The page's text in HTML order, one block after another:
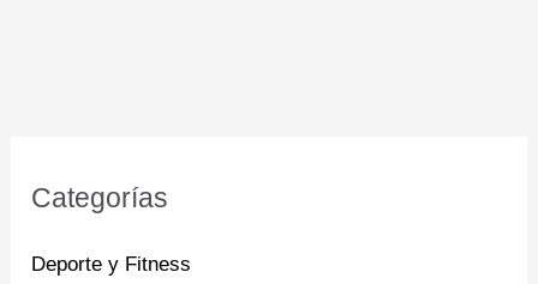
Categorías
Deporte y Fitness